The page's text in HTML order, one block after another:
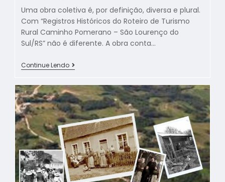
Uma obra coletiva é, por definição, diversa e plural.
Com “Registros Históricos do Roteiro de Turismo
Rural Caminho Pomerano – São Lourenço do
Sul/RS” não é diferente. A obra conta…
Continue Lendo